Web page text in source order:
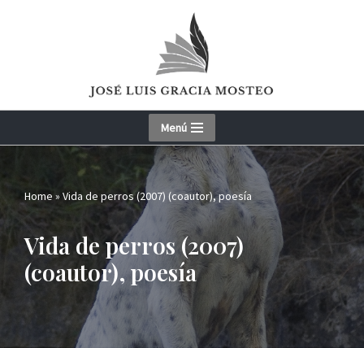
Menú
Home » Vida de perros (2007) (coautor), poesía
Vida de perros (2007)
(coautor), poesía